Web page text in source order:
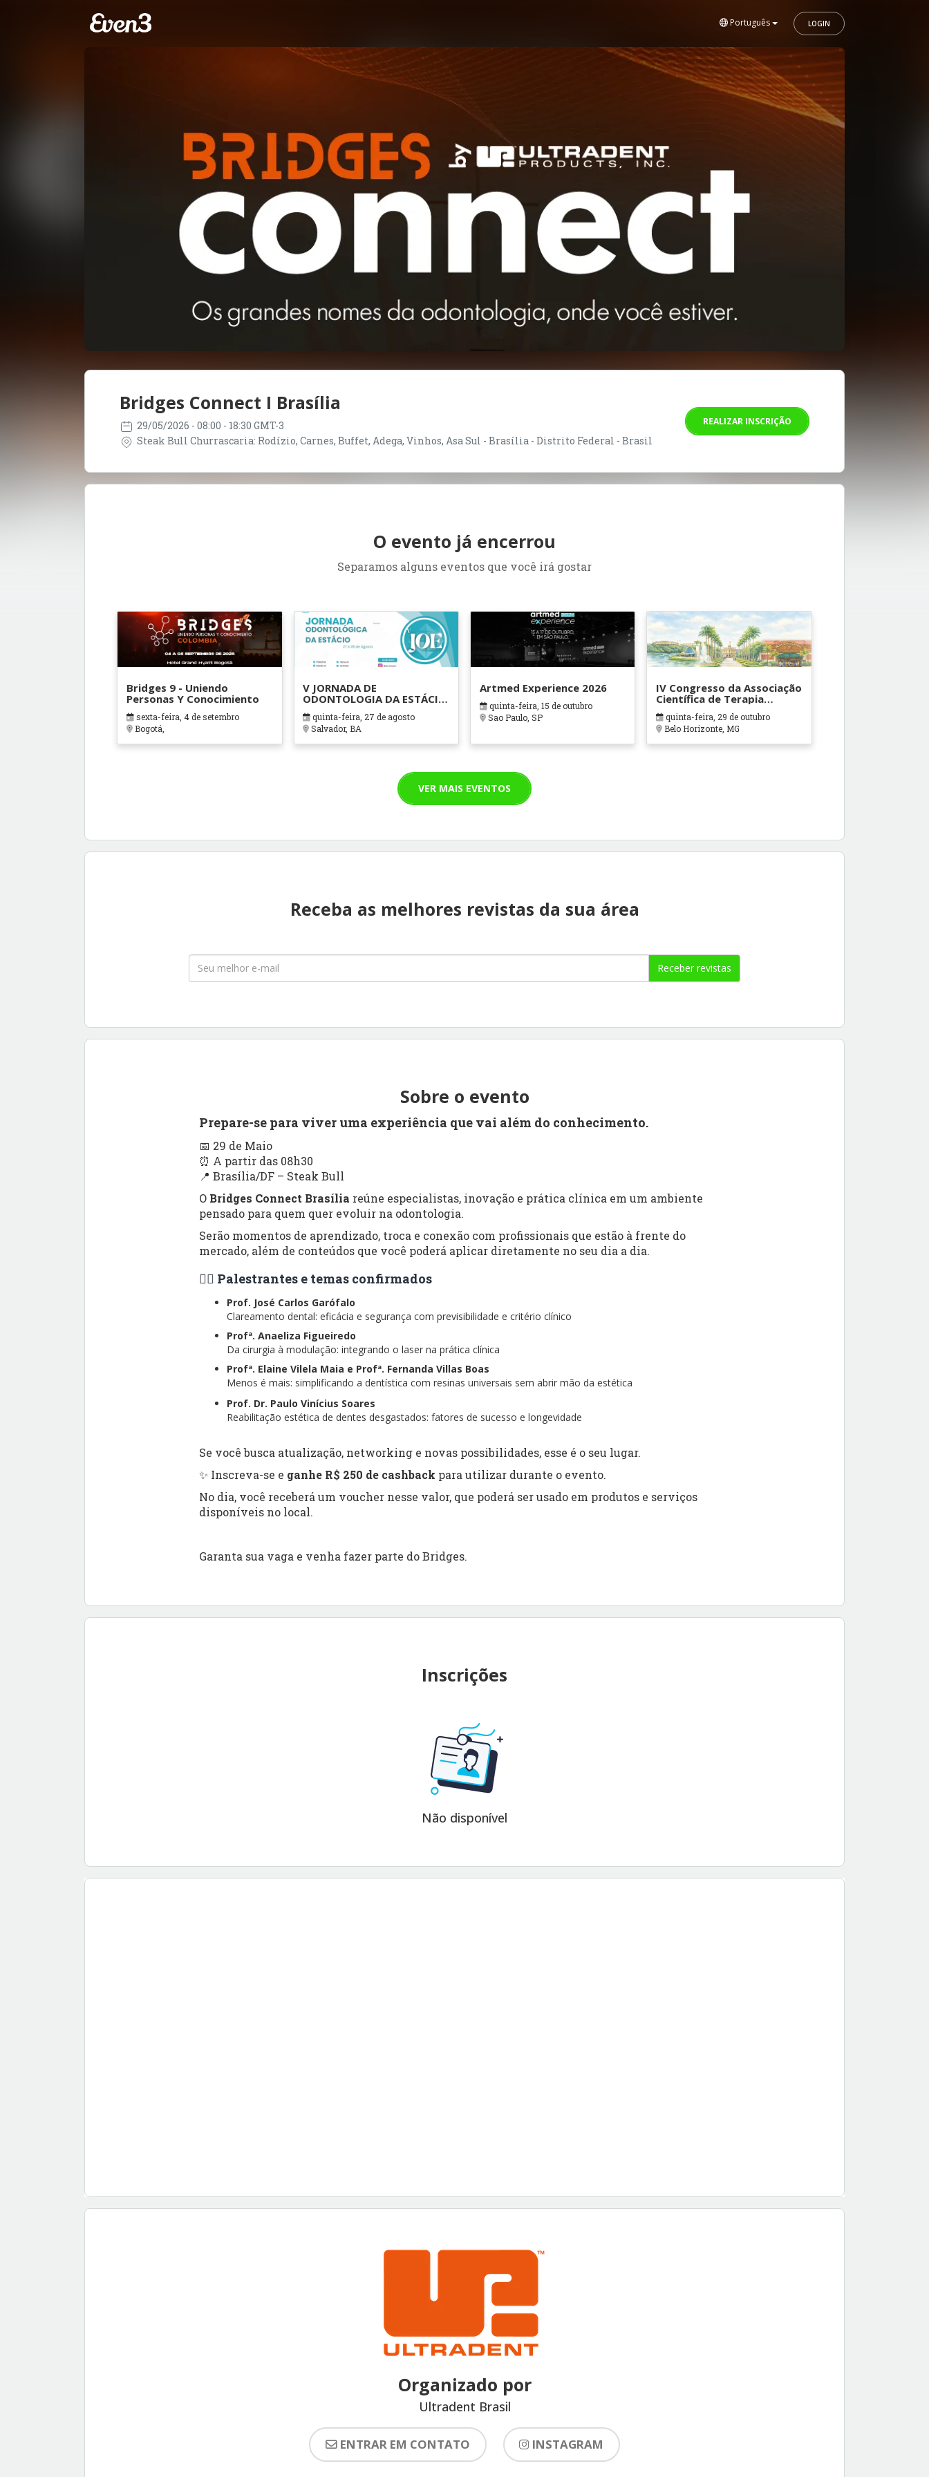
Português LOGIN
Bridges Connect I Brasília
29/05/2026 - 08:00 - 18:30 GMT-3
Steak Bull Churrascaria: Rodízio, Carnes, Buffet, Adega, Vinhos, Asa Sul - Brasília - Distrito Federal - Brasil
REALIZAR INSCRIÇÃO
O evento já encerrou
Separamos alguns eventos que você irá gostar
Bridges 9 - Uniendo
Personas Y Conocimiento
sexta-feira, 4 de setembro
Bogotá,
V JORNADA DE
ODONTOLOGIA DA ESTÁCIO
BAHIA
quinta-feira, 27 de agosto
Salvador, BA
Artmed Experience 2026
quinta-feira, 15 de outubro
Sao Paulo, SP
IV Congresso da Associação
Científica de Terapia
Ocupacional em Contextos
Hospitalares e Cuidados
Paliativos - ATOHOSP
quinta-feira, 29 de outubro
Belo Horizonte, MG
VER MAIS EVENTOS
Receba as melhores revistas da sua área
Receber revistas
Sobre o evento
Prepare-se para viver uma experiência que vai além do conhecimento.
📅 29 de Maio
⏰ A partir das 08h30
📍 Brasília/DF – Steak Bull
O Bridges Connect Brasília reúne especialistas, inovação e prática clínica em um ambiente
pensado para quem quer evoluir na odontologia.
Serão momentos de aprendizado, troca e conexão com profissionais que estão à frente do
mercado, além de conteúdos que você poderá aplicar diretamente no seu dia a dia.
👨‍⚕️ Palestrantes e temas confirmados
Prof. José Carlos Garófalo
Clareamento dental: eficácia e segurança com previsibilidade e critério clínico
Profª. Anaeliza Figueiredo
Da cirurgia à modulação: integrando o laser na prática clínica
Profª. Elaine Vilela Maia e Profª. Fernanda Villas Boas
Menos é mais: simplificando a dentística com resinas universais sem abrir mão da estética
Prof. Dr. Paulo Vinícius Soares
Reabilitação estética de dentes desgastados: fatores de sucesso e longevidade
Se você busca atualização, networking e novas possibilidades, esse é o seu lugar.
✨ Inscreva-se e ganhe R$ 250 de cashback para utilizar durante o evento.
No dia, você receberá um voucher nesse valor, que poderá ser usado em produtos e serviços
disponíveis no local.
Garanta sua vaga e venha fazer parte do Bridges.
Inscrições
Não disponível
Organizado por
Ultradent Brasil
ENTRAR EM CONTATO INSTAGRAM